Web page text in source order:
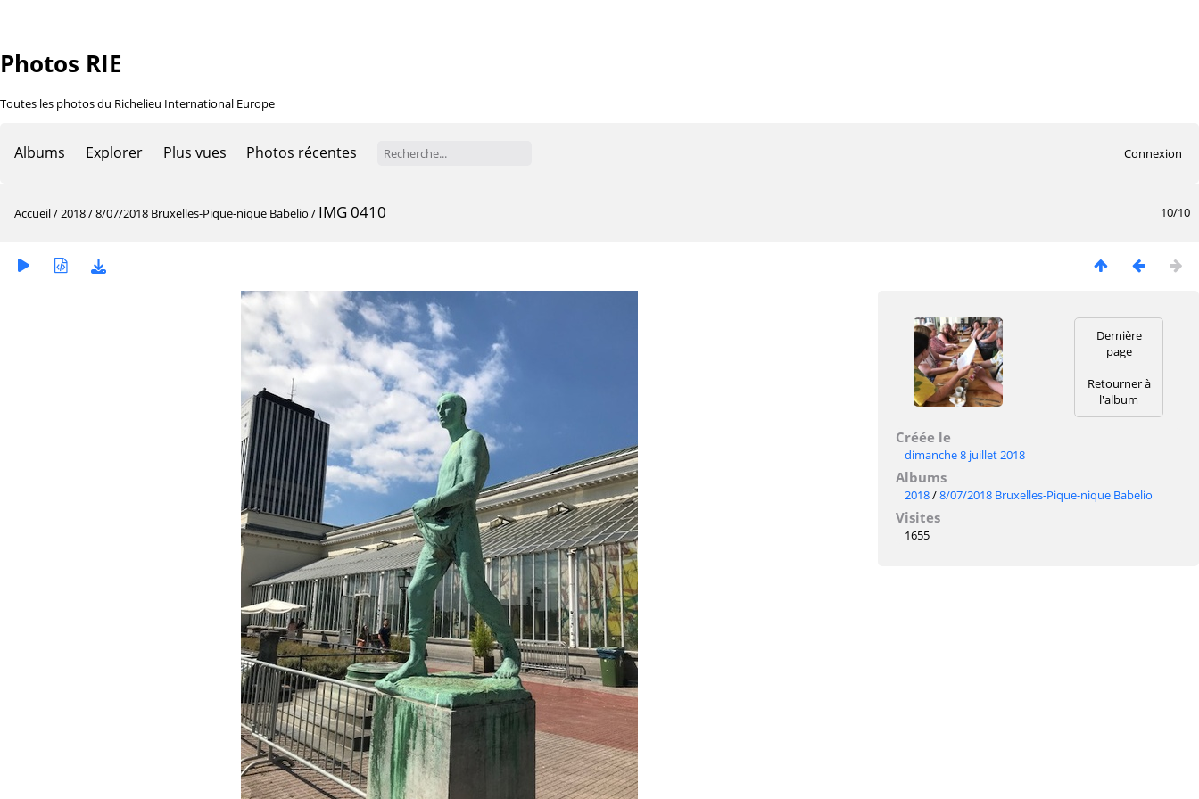
Photos RIE
Toutes les photos du Richelieu International Europe
Albums Explorer Plus vues Photos récentes Connexion
10/10
Accueil/2018/8/07/2018 Bruxelles-Pique-nique Babelio / IMG 0410
Dernière
page
Retourner à
l'album
Créée le
dimanche 8 juillet 2018
Albums
2018/8/07/2018 Bruxelles-Pique-nique Babelio
Visites
1655